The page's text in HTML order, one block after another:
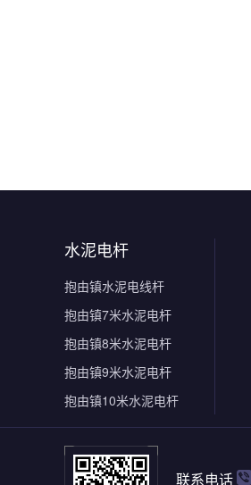
水泥电杆
抱由镇水泥电线杆
抱由镇7米水泥电杆
抱由镇8米水泥电杆
抱由镇9米水泥电杆
抱由镇10米水泥电杆
联系电话